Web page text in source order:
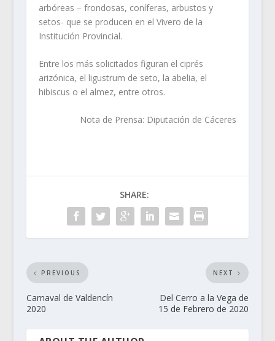
arbóreas – frondosas, coníferas, arbustos y
setos- que se producen en el Vivero de la
Institución Provincial.
Entre los más solicitados figuran el ciprés
arizónica, el ligustrum de seto, la abelia, el
hibiscus o el almez, entre otros.
Nota de Prensa: Diputación de Cáceres
SHARE:
PREVIOUS
Carnaval de Valdencín
2020
NEXT
Del Cerro a la Vega de
15 de Febrero de 2020